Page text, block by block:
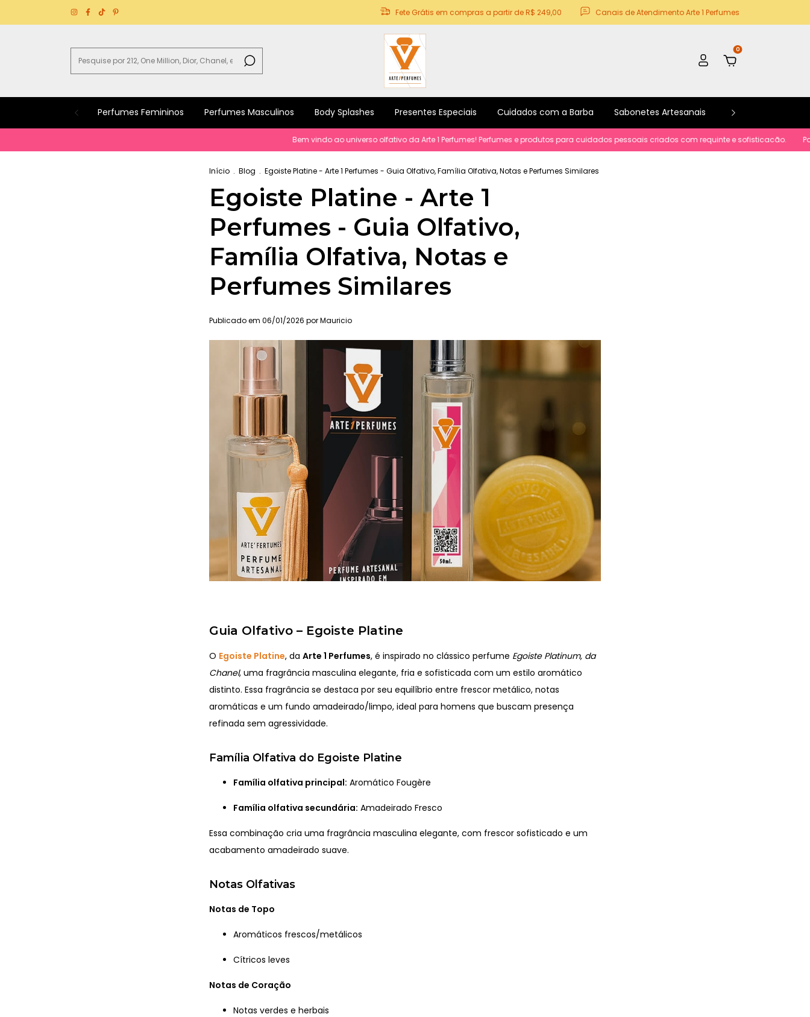
Fete Grátis em compras a partir de R$ 249,00 Canais de Atendimento Arte 1 Perfumes
0
Perfumes Femininos Perfumes Masculinos Body Splashes Presentes Especiais Cuidados com a Barba Sabonetes Artesanais Kits e Promoções
Bem vindo ao universo olfativo da Arte 1 Perfumes! Perfumes e produtos para cuidados pessoais criados com requinte e sofisticacão.
Início . Blog . Egoiste Platine - Arte 1 Perfumes - Guia Olfativo, Família Olfativa, Notas e Perfumes Similares
Egoiste Platine - Arte 1
Perfumes - Guia Olfativo,
Família Olfativa, Notas e
Perfumes Similares
Publicado em 06/01/2026 por Mauricio
Guia Olfativo – Egoiste Platine
O Egoiste Platine, da Arte 1 Perfumes, é inspirado no clássico perfume Egoiste Platinum, da
Chanel, uma fragrância masculina elegante, fria e sofisticada com um estilo aromático
distinto. Essa fragrância se destaca por seu equilíbrio entre frescor metálico, notas
aromáticas e um fundo amadeirado/limpo, ideal para homens que buscam presença
refinada sem agressividade.
Família Olfativa do Egoiste Platine
Família olfativa principal: Aromático Fougère
Família olfativa secundária: Amadeirado Fresco
Essa combinação cria uma fragrância masculina elegante, com frescor sofisticado e um
acabamento amadeirado suave.
Notas Olfativas
Notas de Topo
Aromáticos frescos/metálicos
Cítricos leves
Notas de Coração
Notas verdes e herbais